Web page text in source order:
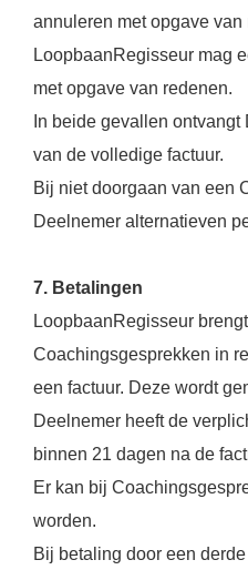
annuleren met opgave van
LoopbaanRegisseur mag
met opgave van redenen.
In beide gevallen
van de volledige factuur.
Bij niet doorgaan van een
Deelnemer alternatieven
7. Betalingen
LoopbaanRegisseur
Coachingsgesprekken in
een factuur. Deze wordt
Deelnemer heeft de
binnen 21 dagen na de
Er kan bij
worden.
Bij betaling door een